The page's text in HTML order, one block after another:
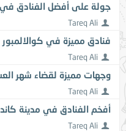
جولة على أفضل الفنادق في
Tareq Ali
فنادق مميزة في
Tareq Ali
وجهات مميزة لقضاء شهر
Tareq Ali
أفخم الفنادق في مدينة
Tareq Ali